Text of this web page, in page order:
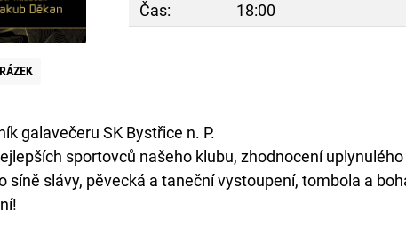
ve
do
Čas:
18:00
galavečeru SK Bystřice n. P.
sportovců našeho klubu, zhodnocení
síně slávy, pěvecká a taneční vystoupení, tombola a